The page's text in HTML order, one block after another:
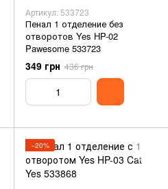
Артикул: 533723
Пенал 1 отделение без
отворотов Yes HP-02
Pawesome 533723
349 грн 436 грн
−20%